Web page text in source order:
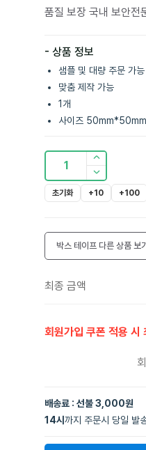
품질 보장 국내 보안전
- 상품 정보
샘플 및 대량 주문 가능
맞춤 제작 가능
1개
사이즈 50mm*50mm
1
초기화 +10 +100
박스 테이프 다른 상품 보기
최종 금액
회원가입 쿠폰 적용 시
배송료 : 선불 3,000원
14시 까지 주문시 당일 발